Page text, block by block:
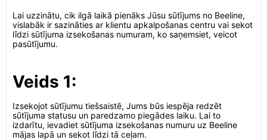
Lai uzzinātu, cik ilgā laikā pienāks Jūsu sūtījums no Beeline,
vislabāk ir sazināties ar klientu apkalpošanas centru vai sekot
līdzi sūtījuma izsekošanas numuram, ko saņemsiet, veicot
pasūtījumu.
Veids 1:
Izsekojot sūtījumu tiešsaistē, Jums būs iespēja redzēt
sūtījuma statusu un paredzamo piegādes laiku. Lai to
izdarītu, ievadiet sūtījuma izsekošanas numuru uz Beeline
mājas lapā un sekot līdzi tā ceļam.